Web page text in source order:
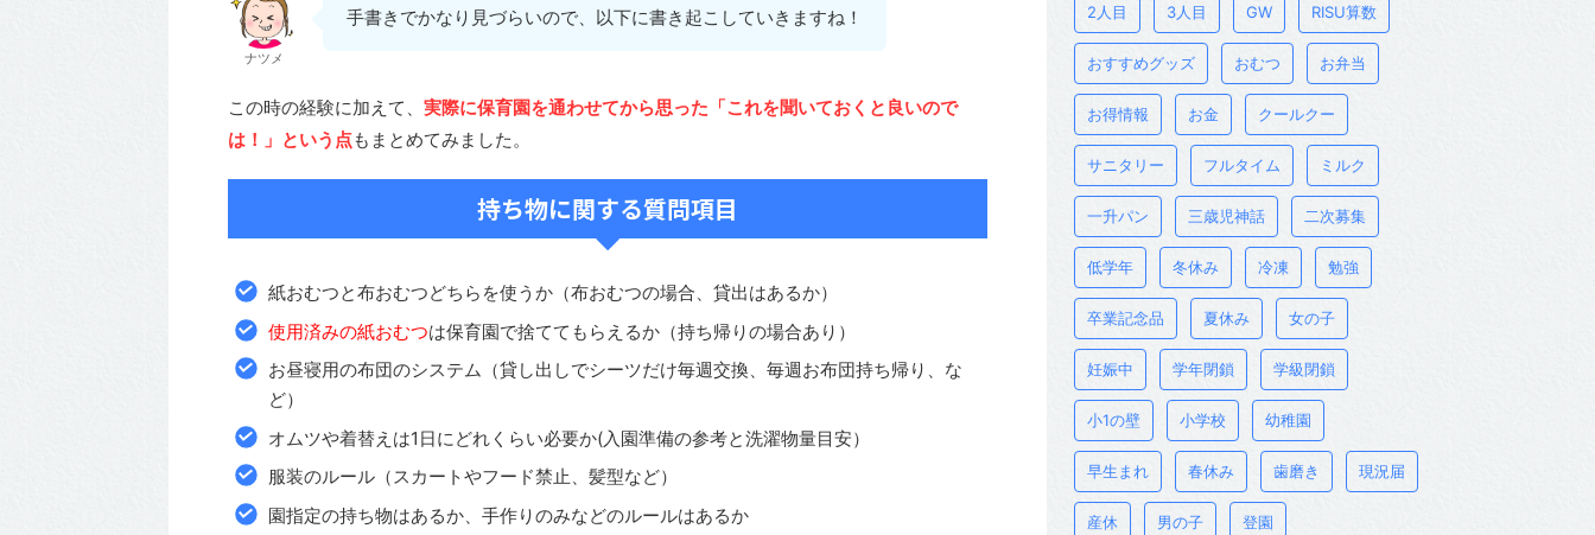
ナツメ
手書きでかなり見づらいので、以下に書き起こしていきますね！
この時の経験に加えて、 実際に保育園を通わせてから思った「これを聞いておくと良いので
は！」という点もまとめてみました。
持ち物に関する質問項目
紙おむつと布おむつどちらを使うか（布おむつの場合、貸出はあるか）
使用済みの紙おむつは保育園で捨ててもらえるか（持ち帰りの場合あり）
お昼寝用の布団のシステム（貸し出しでシーツだけ毎週交換、毎週お布団持ち帰り、な
ど）
オムツや着替えは1日にどれくらい必要か(入園準備の参考と洗濯物量目安）
服装のルール（スカートやフード禁止、髪型など）
園指定の持ち物はあるか、手作りのみなどのルールはあるか
2人目 3人目 GW RISU算数
おすすめグッズ おむつ お弁当
お得情報 お金 クールクー
サニタリー フルタイム ミルク
一升パン 三歳児神話 二次募集
低学年 冬休み 冷凍 勉強
卒業記念品 夏休み 女の子
妊娠中 学年閉鎖 学級閉鎖
小1の壁 小学校 幼稚園
早生まれ 春休み 歯磨き 現況届
産休 男の子 登園